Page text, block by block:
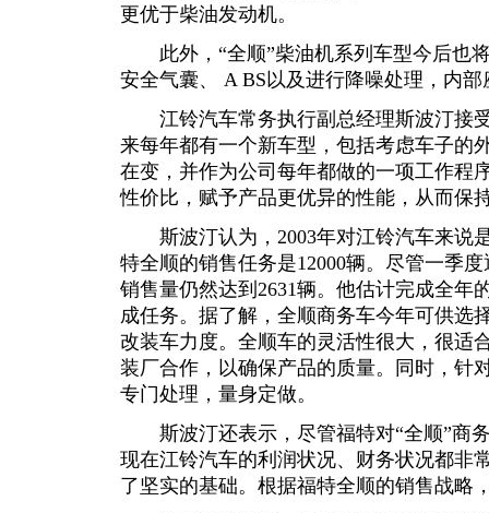
更优于柴油发动机。
此外，“全顺”柴油机系列车型今后也
安全气囊、 A BS以及进行降噪处理，内
江铃汽车常务执行副总经理斯波汀接
来每年都有一个新车型，包括考虑车子的
在变，并作为公司每年都做的一项工作程
性价比，赋予产品更优异的性能，从而保
斯波汀认为，2003年对江铃汽车来说
特全顺的销售任务是12000辆。尽管一季
销售量仍然达到2631辆。他估计完成全年
成任务。据了解，全顺商务车今年可供选
改装车力度。全顺车的灵活性很大，很适
装厂合作，以确保产品的质量。同时，针
专门处理，量身定做。
斯波汀还表示，尽管福特对“全顺”商
现在江铃汽车的利润状况、财务状况都非
了坚实的基础。根据福特全顺的销售战略